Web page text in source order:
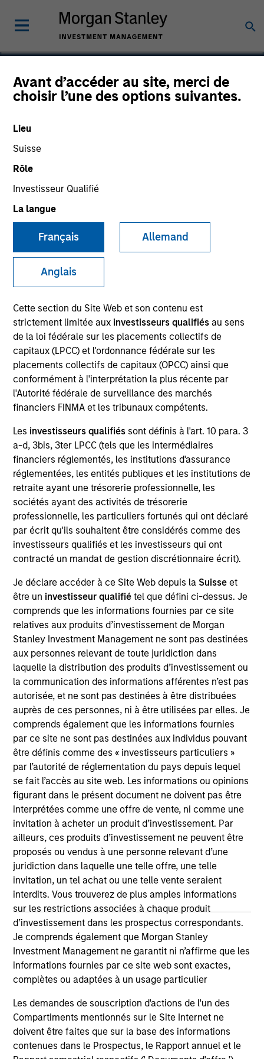
Avant d’accéder au site, merci de
choisir l’une des options suivantes.
Lieu
Suisse
Rôle
Investisseur Qualifié
La langue
Français Allemand
Anglais
Cette section du Site Web et son contenu est
strictement limitée aux investisseurs qualifiésau sens
de la loi fédérale sur les placements collectifs de
capitaux (LPCC) et l'ordonnance fédérale sur les
placements collectifs de capitaux (OPCC) ainsi que
conformément à l'interprétation la plus récente par
l'Autorité fédérale de surveillance des marchés
financiers FINMA et les tribunaux compétents.
Les investisseurs qualifiés sont définis à l'art. 10 para. 3
a-d, 3bis, 3ter LPCC (tels que les intermédiaires
financiers réglementés, les institutions d'assurance
réglementées, les entités publiques et les institutions de
retraite ayant une trésorerie professionnelle, les
sociétés ayant des activités de trésorerie
professionnelle, les particuliers fortunés qui ont déclaré
par écrit qu'ils souhaitent être considérés comme des
investisseurs qualifiés et les investisseurs qui ont
contracté un mandat de gestion discrétionnaire écrit).
Je déclare accéder à ce Site Web depuis la Suisse et
être un investisseur qualifiétel que défini ci-dessus. Je
comprends que les informations fournies par ce site
relatives aux produits d’investissement de Morgan
Stanley Investment Management ne sont pas destinées
aux personnes relevant de toute juridiction dans
laquelle la distribution des produits d’investissement ou
la communication des informations afférentes n’est pas
autorisée, et ne sont pas destinées à être distribuées
auprès de ces personnes, ni à être utilisées par elles. Je
comprends également que les informations fournies
par ce site ne sont pas destinées aux individus pouvant
être définis comme des « investisseurs particuliers »
par l’autorité de réglementation du pays depuis lequel
se fait l’accès au site web. Les informations ou opinions
figurant dans le présent document ne doivent pas être
interprétées comme une offre de vente, ni comme une
invitation à acheter un produit d’investissement. Par
ailleurs, ces produits d’investissement ne peuvent être
proposés ou vendus à une personne relevant d’une
juridiction dans laquelle une telle offre, une telle
invitation, un tel achat ou une telle vente seraient
interdits. Vous trouverez de plus amples informations
sur les restrictions associées à chaque produit
d’investissement dans les prospectus correspondants.
Je comprends également que Morgan Stanley
Investment Management ne garantit ni n’affirme que les
informations fournies par ce site web sont exactes,
complètes ou adaptées à un usage particulier
Les demandes de souscription d'actions de l'un des
Compartiments mentionnés sur le Site Internet ne
doivent être faites que sur la base des informations
contenues dans le Prospectus, le Rapport annuel et le
National Healing
SECTOR
Healthcare
COUNTRY
United States
Invested on
Jul 2005
Transaction Type
First Institutional
Realization Date
Jan 2007
Healogics, previously known as National Healing
Corporation, was the second largest wound management
company in the U.S.
Investment Team
Morgan Stanley Expansion Capital
As of July 25, 2025. The above is provided for informational
and educational purposes only. There is no guarantee that
the investment mentioned resulted in positive performance
(for realized holdings), or will perform well in the future (for
current holdings). The trademarks and service marks above
are the property of their respective owners. The information
on this website has not been authorized, sponsored, or
otherwise approved by such owners. By clicking on any
links shown here, you agree that you are navigating to a
third party site. We are providing these hyperlinks to you
only as a convenience and the inclusion of any hyperlink is
not and does not imply any endorsement, approval,
investigation, verification or monitoring by us of any
information contained in any hyperlinked site. In no event
shall we be responsible for the information contained on
the site or your use of such site.
Morgan Stanley